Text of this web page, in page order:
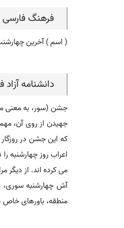
فرهنگ فارسی
( اسم ) آخرین
دانشنامه آزاد
جشن (سور، به معنی
جهیدن از روی آن،
که این جشن در
اعراب روز چهارشنبه
می کرده اند. از دیگر
آش چهارشنبه سوری،
منطقه، باورهای خاص